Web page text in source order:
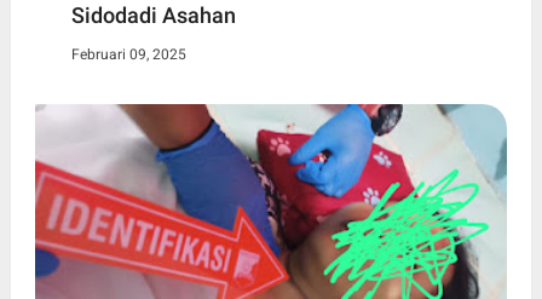
Sidodadi Asahan
Februari 09, 2025